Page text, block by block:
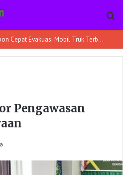
Prajurit Denzipur Poso Respon Cepat Evakuasi Mobil Truk Terbalik
Pengawasan